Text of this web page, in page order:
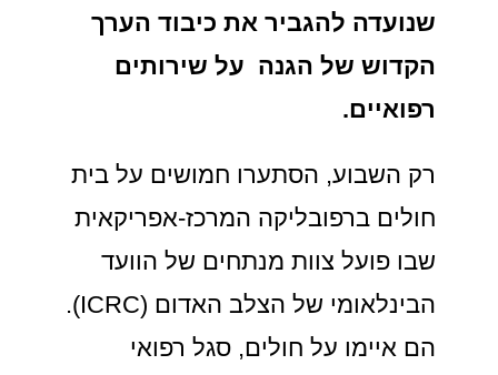
שנועדה להגביר את כיבוד הערך
הקדוש של הגנה על שירותים
רפואיים.
רק השבוע, הסתערו חמושים על בית
חולים ברפובליקה המרכז-אפריקאית
שבו פועל צוות מנתחים של הוועד
הבינלאומי של הצלב האדום (ICRC).
הם איימו על חולים, סגל רפואי